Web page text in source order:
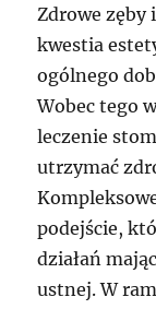
Zdrowe zęby
kwestia
ogólnego
Wobec tego
leczenie
utrzymać
podejście,
działań
ustnej. W